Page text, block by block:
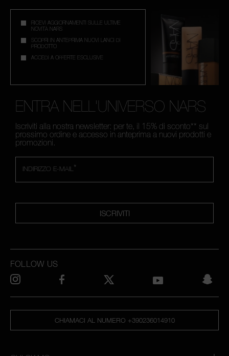
RICEVI AGGIORNAMENTI SULLE ULTIME
NOVITÀ NARS
SCOPRI IN ANTEPRIMA NUOVI LANCI DI
PRODOTTO
ACCEDI A OFFERTE ESCLUSIVE
ENTRA NELL'UNIVERSO NARS
Iscriviti alla nostra newsletter: per te, il 15% di sconto** sul
prossimo ordine e accesso in anteprima a nuovi prodotti e
promozioni.
*
INDIRIZZO E-MAIL
ISCRIVITI
CHIAMACI AL NUMERO +390236014910
FOLLOW US